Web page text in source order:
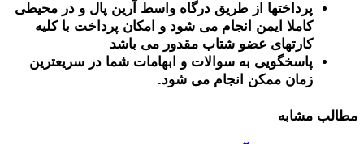
پرداختها از طریق درگاه واسط آرین پال و در محیطی
کاملا ایمن انجام می شود و امکان پرداخت با کلیه
کارتهای عضو شتاب مقدور می باشد
پاسخگویی به سوالات و ابهامات شما در سریعترین
زمان ممکن انجام می شود.
مطالب مشابه